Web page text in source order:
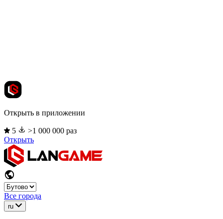
Открыть в приложении
5
>1 000 000 раз
Открыть
Все города
ru